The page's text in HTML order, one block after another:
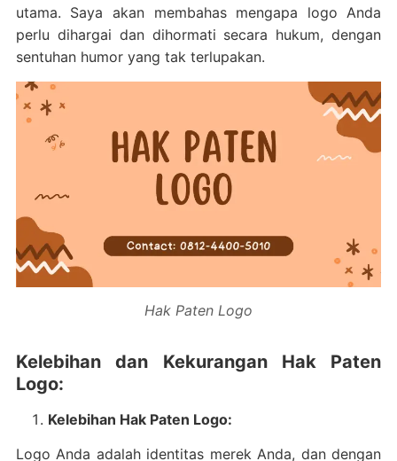
utama. Saya akan membahas mengapa logo Anda
perlu dihargai dan dihormati secara hukum, dengan
sentuhan humor yang tak terlupakan.
Hak Paten Logo
Kelebihan dan Kekurangan Hak Paten
Logo:
Kelebihan Hak Paten Logo:
Logo Anda adalah identitas merek Anda, dan dengan